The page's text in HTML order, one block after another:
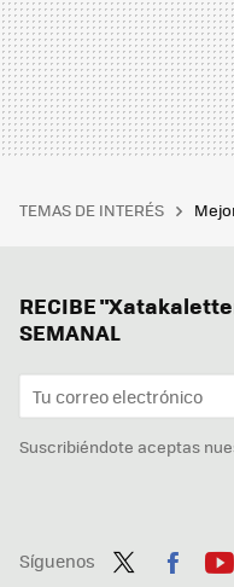
TEMAS DE INTERÉS
RECIBE
SEMANAL
Suscribiéndote aceptas
Síguenos